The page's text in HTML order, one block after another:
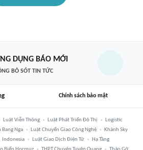
DỤNG BÁO MỚI
BỎ SÓT TIN TỨC
Chính sách bảo mật
Luật Viễn Thông Luật Phát Triển Đô Thị
Logistic
Bang Nga Luật Chuyển Giao Công Nghệ
Khánh Sky
Indonesia Luật Giao Dịch Điện Tử
Hạ Tầng
Biển Hormuz THPT Chuyên Tuyên Quang Tháo Gỡ